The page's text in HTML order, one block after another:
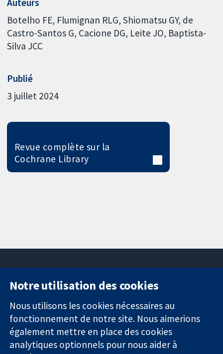
Auteurs
Botelho FE Flumignan RLG Shiomatsu GY de
Castro-Santos G Cacione DG Leite JO Baptista-
Silva JCC
Publié
3 juillet 2024
Revue complète sur la
Cochrane Library
Des données
probantes.
Des décisions
éclairées.
11-13 Cavendish
Square
Londres
W1G0AN
Royaume-Uni
nous
Actualités
Service de
presse
Qui sommes-
Notre utilisation des cookies
Nous utilisons les cookies nécessaires au
fonctionnement de notre site. Nous aimerions
également mettre en place des cookies
analytiques optionnels pour nous aider à